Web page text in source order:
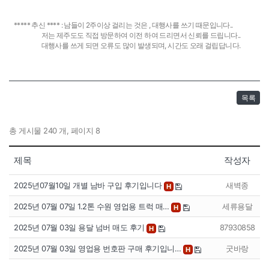
***** 추신 **** : 남들이 2주이상 걸리는 것은 , 대행사를 쓰기 때문입니다..
저는 제주도도 직접 방문하여 이전 하여 드리면서 신뢰를 드립니다..
대행사를 쓰게 되면 오류도 많이 발생되며, 시간도 오래 걸립답니다.
목록
총 게시물 240 개, 페이지 8
제목 작성자
2025년07월10일 개별 남바 구입 후기입니다 H 새벽종
2025년 07월 07일 1.2톤 수원 영업용 트럭 매… H 세류용달
2025년 07월 03일 용달 넘버 매도 후기 H 87930858
2025년 07월 03일 영업용 번호판 구매 후기입니… H 굿바랑